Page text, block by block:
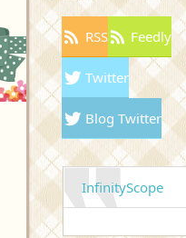
RSS Feedly
Twitter
Blog Twitter
InfinityScope